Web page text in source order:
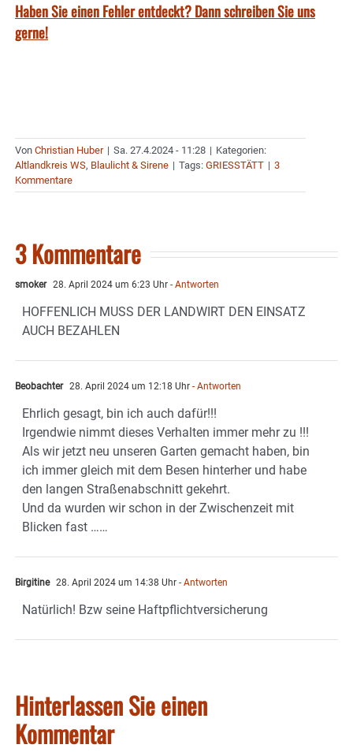
Haben Sie einen Fehler entdeckt? Dann schreiben Sie uns
gerne!
Von Christian Huber | Sa. 27.4.2024 - 11:28 | Kategorien:
Altlandkreis WS, Blaulicht & Sirene | Tags: GRIESSTÄTT | 3
Kommentare
3 Kommentare
smoker 28. April 2024 um 6:23 Uhr - Antworten
HOFFENLICH MUSS DER LANDWIRT DEN EINSATZ
AUCH BEZAHLEN
Beobachter 28. April 2024 um 12:18 Uhr - Antworten
Ehrlich gesagt, bin ich auch dafür!!!
Irgendwie nimmt dieses Verhalten immer mehr zu !!!
Als wir jetzt neu unseren Garten gemacht haben, bin
ich immer gleich mit dem Besen hinterher und habe
den langen Straßenabschnitt gekehrt.
Und da wurden wir schon in der Zwischenzeit mit
Blicken fast ……
Birgitine 28. April 2024 um 14:38 Uhr - Antworten
Natürlich! Bzw seine Haftpflichtversicherung
Hinterlassen Sie einen
Kommentar